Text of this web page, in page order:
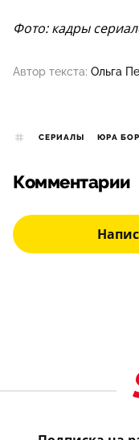
Фото: кадры
Автор текста: Ольга
СЕРИАЛЫ ЮРА
Комментарии